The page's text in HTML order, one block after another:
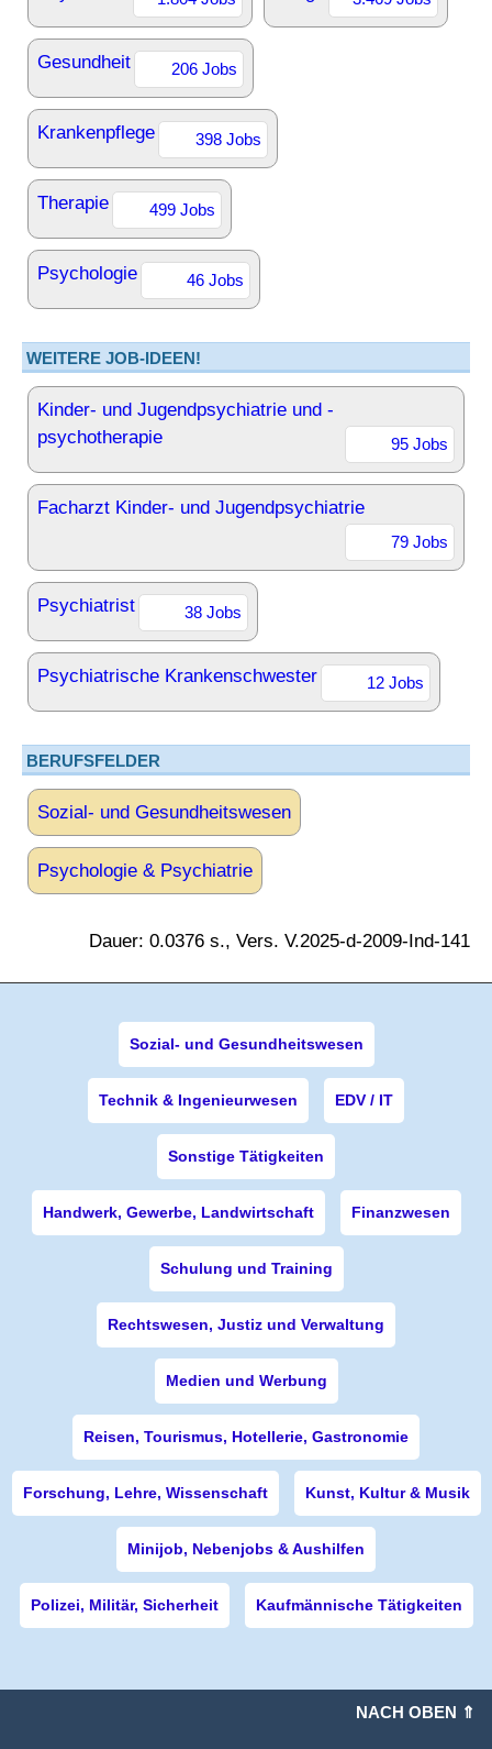
Gesundheit 206 Jobs
Krankenpflege 398 Jobs
Therapie 499 Jobs
Psychologie 46 Jobs
WEITERE JOB-IDEEN!
Kinder- und Jugendpsychiatrie und -
psychotherapie
95 Jobs
Facharzt Kinder- und Jugendpsychiatrie
79 Jobs
Psychiatrist 38 Jobs
Psychiatrische Krankenschwester 12 Jobs
BERUFSFELDER
Sozial- und Gesundheitswesen
Psychologie & Psychiatrie
Dauer: 0.0376 s., Vers. V.2025-d-2009-Ind-141
Sozial- und Gesundheitswesen
Technik & Ingenieurwesen EDV / IT
Sonstige Tätigkeiten
Handwerk, Gewerbe, Landwirtschaft Finanzwesen
Schulung und Training
Rechtswesen, Justiz und Verwaltung
Medien und Werbung
Reisen, Tourismus, Hotellerie, Gastronomie
Forschung, Lehre, Wissenschaft Kunst, Kultur & Musik
Minijob, Nebenjobs & Aushilfen
Polizei, Militär, Sicherheit Kaufmännische Tätigkeiten
NACH OBEN ⇑